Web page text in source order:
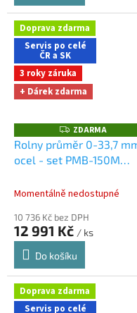
Doprava zdarma
Servis po celé
ČR a SK
3 roky záruka
+ Dárek zdarma
Z
D
A
R
ZDARMA
Rolny průměr 0-33,7 mm -
ocel - set PMB-150M
při nákupu na e-shopu
Momentálně nedostupné
10 736 Kč bez DPH
12 991 Kč / ks
Do košíku
Doprava zdarma
Servis po celé